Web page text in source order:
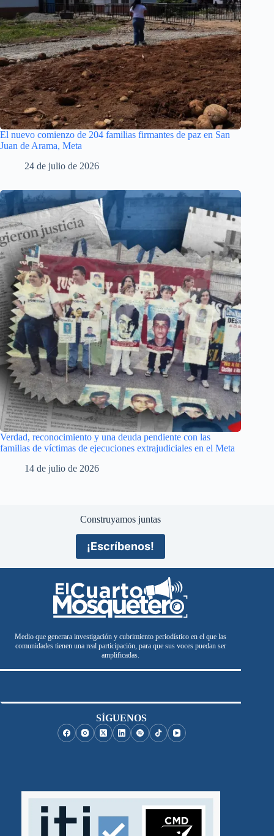
El nuevo comienzo de 204 familias firmantes de paz en San
Juan de Arama, Meta
24 de julio de 2026
Verdad, reconocimiento y una deuda pendiente con las
familias de víctimas de ejecuciones extrajudiciales en el Meta
14 de julio de 2026
Construyamos juntas
¡Escríbenos!
Medio que generara investigación y cubrimiento periodístico en el que las
comunidades tienen una real participación, para que sus voces puedan ser
amplificadas.
SÍGUENOS